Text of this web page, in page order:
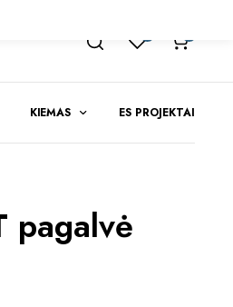
KIEMAS ES PROJEKTAI
pagalvė